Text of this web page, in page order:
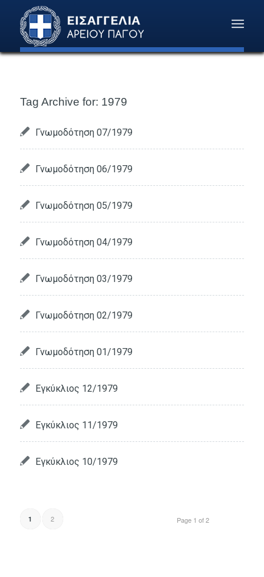
Tag Archive for: 1979
Γνωμοδότηση 07/1979
Γνωμοδότηση 06/1979
Γνωμοδότηση 05/1979
Γνωμοδότηση 04/1979
Γνωμοδότηση 03/1979
Γνωμοδότηση 02/1979
Γνωμοδότηση 01/1979
Εγκύκλιος 12/1979
Εγκύκλιος 11/1979
Εγκύκλιος 10/1979
Page 1 of 2
1 2